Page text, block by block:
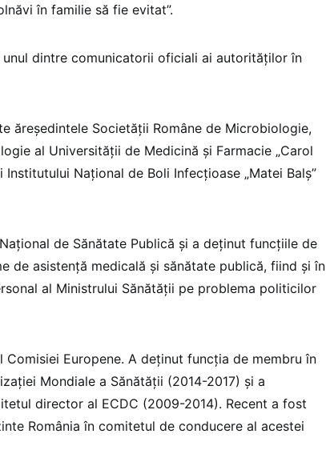
în familie să fie evitat”.
unul dintre comunicatorii oficiali ai autorităților în
ăreședintele Societății Române de Microbiologie,
al Universităţii de Medicină şi Farmacie „Carol
Institutului Naţional de Boli Infecţioase „Matei Balş”
de Sănătate Publică şi a deţinut funcţiile de
de asistenţă medicală şi sănătate publică, fiind şi în
al Ministrului Sănătăţii pe problema politicilor
Comisiei Europene. A deţinut funcţia de membru în
Mondiale a Sănătăţii (2014-2017) şi a
director al ECDC (2009-2014). Recent a fost
România în comitetul de conducere al acestei